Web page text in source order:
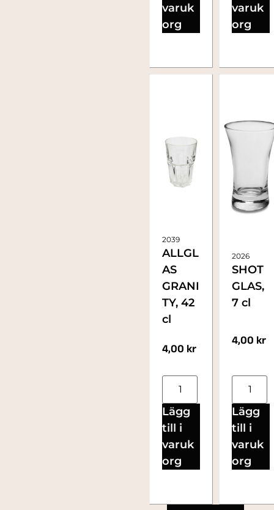
varuk
org
varuk
org
2039
ALLGL
AS
GRANI
TY, 42
cl
4,00 kr
Lägg
till i
varuk
org
2026
SHOT
GLAS,
7 cl
4,00 kr
Lägg
till i
varuk
org